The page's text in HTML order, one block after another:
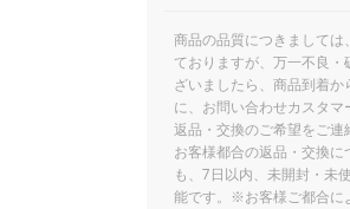
商品の品質につきましては
ておりますが、万一不良・
ざいましたら、商品到着か
に、お問い合わせカスタマ
返品・交換のご希望をご連
お客様都合の返品・交換に
も、7日以内、未開封・未
能です。※お客様ご都合に